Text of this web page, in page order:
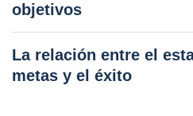
objetivos
La relación entre el
metas y el éxito